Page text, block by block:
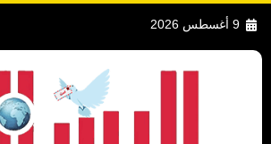
9 أغسطس 2026